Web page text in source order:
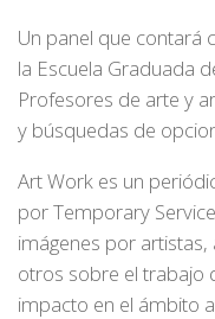
Un panel que contará
la Escuela Graduada
Profesores de arte y
y búsquedas de
Art Work es un
porTemporary
imágenes por
otros sobre el trabajo
impacto en el ámbito